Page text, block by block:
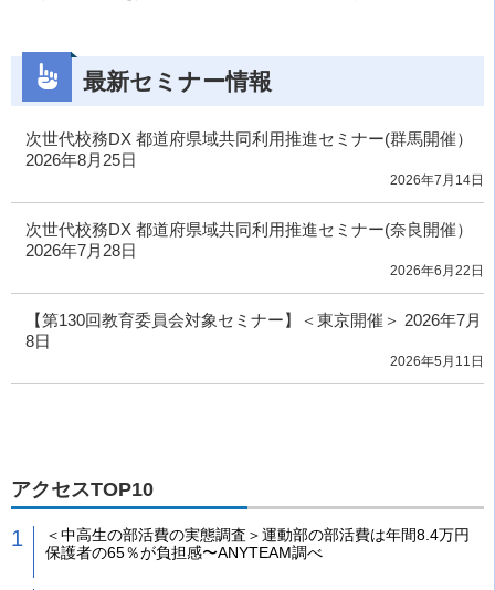
最新セミナー情報
次世代校務DX 都道府県域共同利用推進セミナー(群馬開催）
2026年8月25日
2026年7月14日
次世代校務DX 都道府県域共同利用推進セミナー(奈良開催）
2026年7月28日
2026年6月22日
【第130回教育委員会対象セミナー】＜東京開催＞ 2026年7月
8日
2026年5月11日
アクセスTOP10
＜中高生の部活費の実態調査＞運動部の部活費は年間8.4万円
保護者の65％が負担感〜ANYTEAM調べ